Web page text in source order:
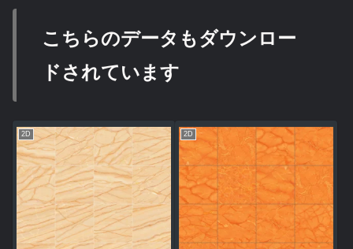
こちらのデータもダウンロー
ドされています
2D 2D